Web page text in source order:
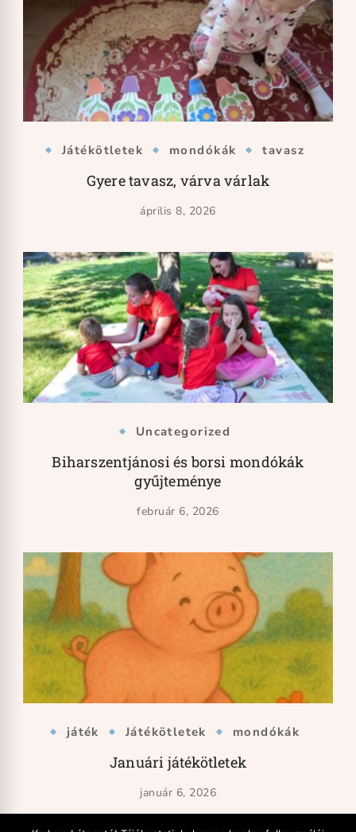
Játékötletek mondókák tavasz
Gyere tavasz, várva várlak
április 8, 2026
Uncategorized
Biharszentjánosi és borsi mondókák
gyűjteménye
február 6, 2026
játék Játékötletek mondókák
Januári játékötletek
január 6, 2026